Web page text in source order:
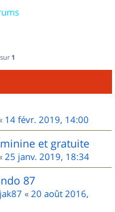
sur 1
14 févr. 2019, 14:00
et gratuite
25 janv. 2019, 18:34
87
« 20 août 2016,